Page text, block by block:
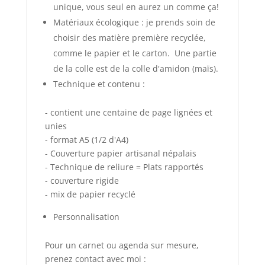
unique, vous seul en aurez un comme ça!
Matériaux écologique : je prends soin de
choisir des matière première recyclée,
comme le papier et le carton. Une partie
de la colle est de la colle d'amidon (maïs).
Technique et contenu :
- contient une centaine de page lignées et
unies
- format A5 (1/2 d'A4)
- Couverture papier artisanal népalais
- Technique de reliure = Plats rapportés
- couverture rigide
- mix de papier recyclé
Personnalisation
Pour un carnet ou agenda sur mesure,
prenez contact avec moi :